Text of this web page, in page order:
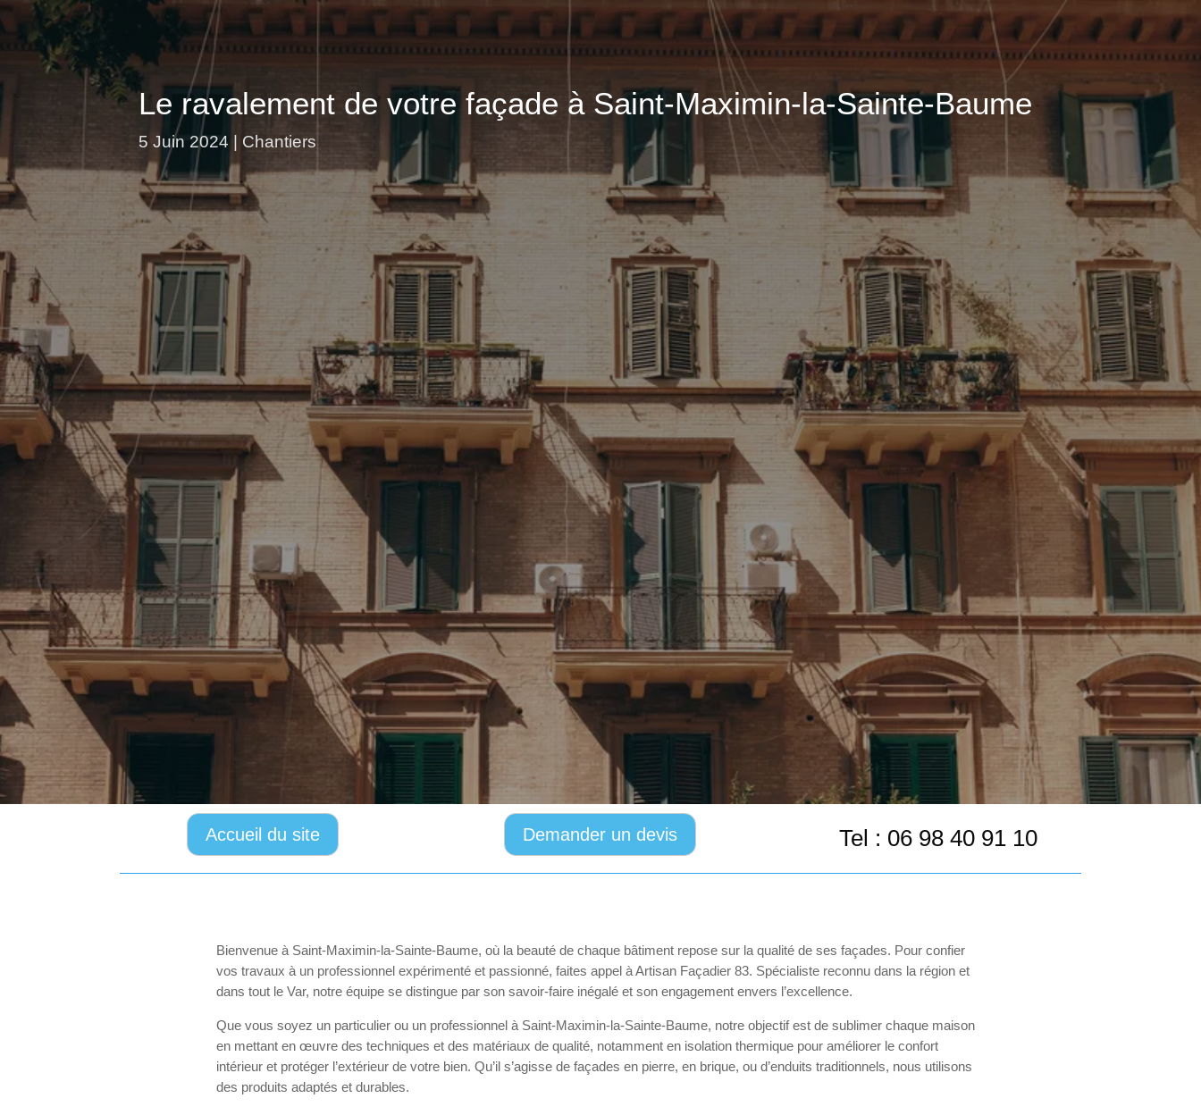
Le ravalement de votre façade à Saint-Maximin-la-Sainte-Baume
5 Juin 2024 Chantiers
Accueil du site Demander un devis Tel : 06 98 40 91 10
Bienvenue à Saint-Maximin-la-Sainte-Baume, où la beauté de chaque bâtiment repose sur la qualité de ses façades. Pour confier
vos travaux à un professionnel expérimenté et passionné, faites appel à Artisan Façadier 83. Spécialiste reconnu dans la région et
dans tout le Var, notre équipe se distingue par son savoir-faire inégalé et son engagement envers l’excellence.
Que vous soyez un particulier ou un professionnel à Saint-Maximin-la-Sainte-Baume, notre objectif est de sublimer chaque maison
en mettant en œuvre des techniques et des matériaux de qualité, notamment en isolation thermique pour améliorer le confort
intérieur et protéger l’extérieur de votre bien. Qu’il s’agisse de façades en pierre, en brique, ou d’enduits traditionnels, nous utilisons
des produits adaptés et durables.